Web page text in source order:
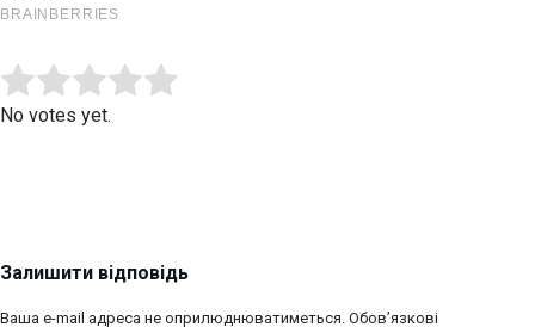
Rate this item:
No votes yet.
Залишити відповідь
Ваша e-mail адреса не оприлюднюватиметься. Обов’язкові